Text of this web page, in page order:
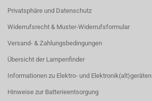
Privatsphäre und Datenschutz
Widerrufsrecht & Muster-Widerrufsformular
Versand- & Zahlungsbedingungen
Übersicht der Lampenfinder
Informationen zu Elektro- und Elektronik(alt)geräten
Hinweise zur Batterieentsorgung